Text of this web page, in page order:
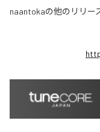
naantokaの他のリリー